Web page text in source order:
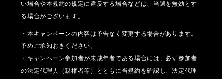
い場合や本規約の規定に違反する場合などは、当選を無効とす
る場合がございます。
・本キャンペーンの内容は予告なく変更する場合があります。
予めご承知おきください。
・キャンペーン参加者が未成年者である場合には、必ず参加者
の法定代理人（親権者等）とともに当規約を確認し、法定代理